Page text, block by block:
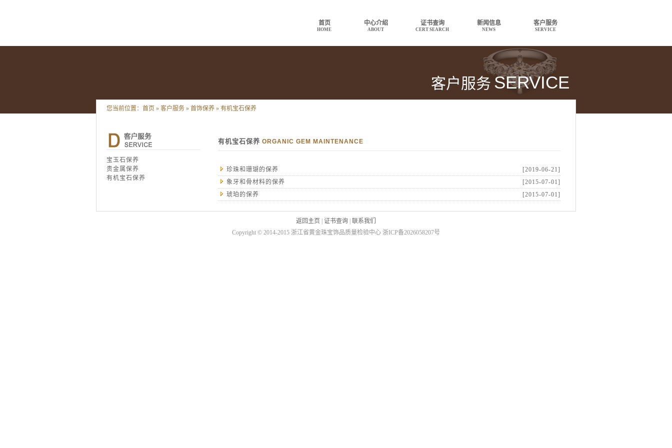
首页
HOME
中心介绍
ABOUT
证书查询
CERT SEARCH
新闻信息
NEWS
客户服务
SERVICE
客户服务 SERVICE
您当前位置： 首页 » 客户服务 » 首饰保养 » 有机宝石保养
宝玉石保养
贵金属保养
有机宝石保养
有机宝石保养 ORGANIC GEM MAINTENANCE
[2019-06-21]
珍珠和珊瑚的保养
[2015-07-01]
象牙和骨材料的保养
[2015-07-01]
琥珀的保养
返回主页 证书查询 联系我们
Copyright © 2014-2015 浙江省黄金珠宝饰品质量检验中心 浙ICP备2026058207号